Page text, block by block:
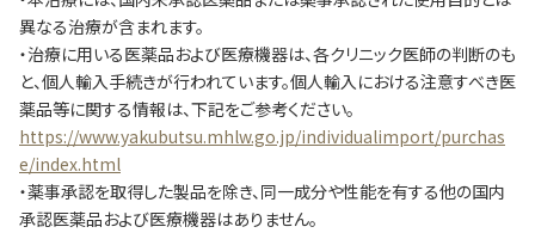
異なる治療が含まれます。
・治療に用いる医薬品および医療機器は、各クリニック医師の判断のも
と、個人輸入手続きが行われています。個人輸入における注意すべき医
薬品等に関する情報は、下記をご参考ください。
https://www.yakubutsu.mhlw.go.jp/individualimport/purchas
e/index.html
・薬事承認を取得した製品を除き、同一成分や性能を有する他の国内
承認医薬品および医療機器はありません。